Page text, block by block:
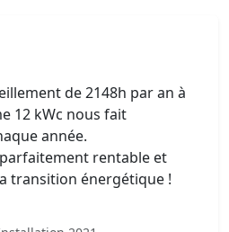
de 2148h par an à
12 kWc nous fait
année.
rentable et
transition énergétique !